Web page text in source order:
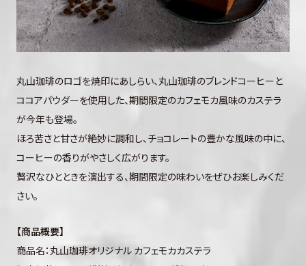
丸山珈琲のロゴを焼印にあしらい、丸山珈琲のブレンドコーヒーと
ココアパウダーを使用した、期間限定のカフェモカ風味のカステラ
が今年も登場。
ほろ苦さと甘さが絶妙に調和し、チョコレートの豊かな風味の中に、
コーヒーの香りがやさしく広がります。
贅沢なひとときを演出する、期間限定の味わいをぜひお楽しみくだ
さい。
【商品概要】
商品名：丸山珈琲オリジナル カフェモカカステラ